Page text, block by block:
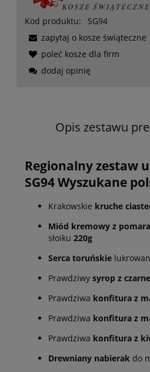
Kod produktu:
SG94
zapytaj o kosze świąteczne
poleć kosze dla firm
dodaj opinię
Opis zestawu
Regionalny zestaw
SG94 Wyszukane
Krakowskie kruche
Miód kremowy z
słoiku 220g
Serca toruńskie
Prawdziwy syrop z
Prawdziwa konfitura z
Prawdziwa konfitura z
Prawdziwa konfitura z
Drewniany nabierak do